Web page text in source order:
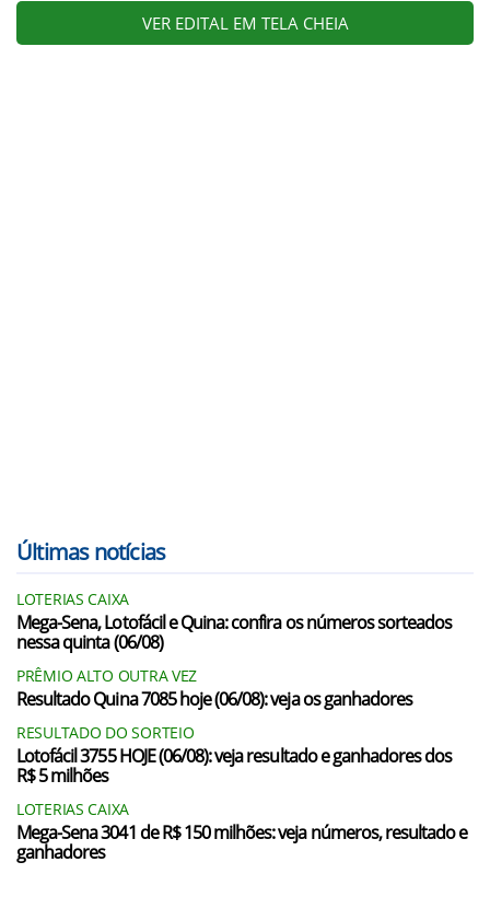
VER EDITAL EM TELA CHEIA
Últimas notícias
LOTERIAS CAIXA
Mega-Sena, Lotofácil e Quina: confira os números sorteados
nessa quinta (06/08)
PRÊMIO ALTO OUTRA VEZ
Resultado Quina 7085 hoje (06/08): veja os ganhadores
RESULTADO DO SORTEIO
Lotofácil 3755 HOJE (06/08): veja resultado e ganhadores dos
R$ 5 milhões
LOTERIAS CAIXA
Mega-Sena 3041 de R$ 150 milhões: veja números, resultado e
ganhadores